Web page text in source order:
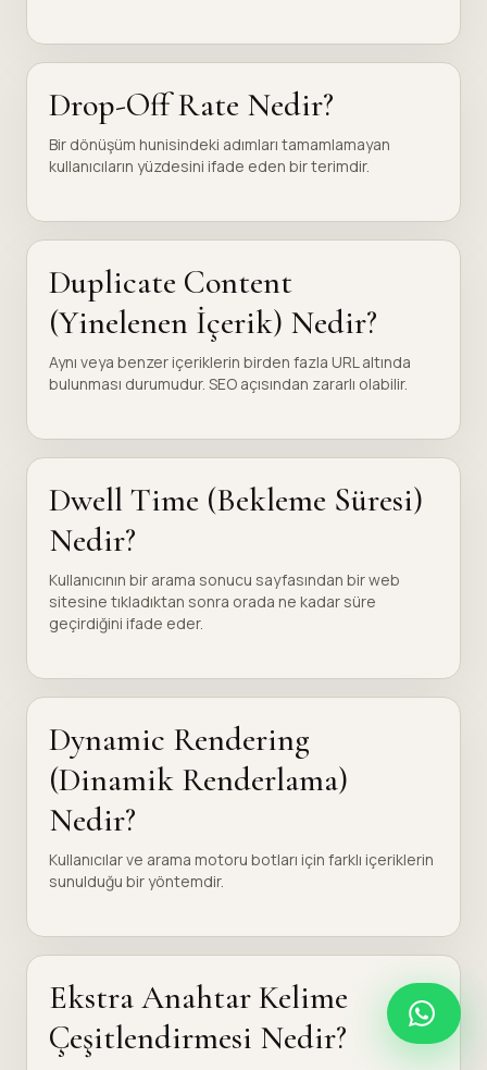
Drop-Off Rate Nedir?
Bir dönüşüm hunisindeki adımları tamamlamayan
kullanıcıların yüzdesini ifade eden bir terimdir.
Duplicate Content
(Yinelenen İçerik) Nedir?
Aynı veya benzer içeriklerin birden fazla URL altında
bulunması durumudur. SEO açısından zararlı olabilir.
Dwell Time (Bekleme Süresi)
Nedir?
Kullanıcının bir arama sonucu sayfasından bir web
sitesine tıkladıktan sonra orada ne kadar süre
geçirdiğini ifade eder.
Dynamic Rendering
(Dinamik Renderlama)
Nedir?
Kullanıcılar ve arama motoru botları için farklı içeriklerin
sunulduğu bir yöntemdir.
Ekstra Anahtar Kelime
Çeşitlendirmesi Nedir?